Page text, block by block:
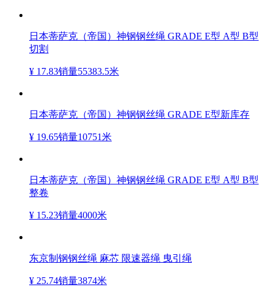
日本蒂萨克（帝国）神钢钢丝绳 GRADE E型 A型 B型
切割
¥ 17.83销量55383.5米
日本蒂萨克（帝国）神钢钢丝绳 GRADE E型新库存
¥ 19.65销量10751米
日本蒂萨克（帝国）神钢钢丝绳 GRADE E型 A型 B型
整卷
¥ 15.23销量4000米
东京制钢钢丝绳 麻芯 限速器绳 曳引绳
¥ 25.74销量3874米